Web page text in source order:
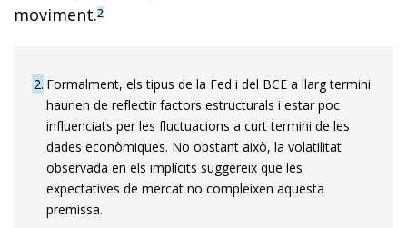
moviment.2
2 Formalment, els tipus de la Fed i del BCE a llarg termini
haurien de reflectir factors estructurals i estar poc
influenciats per les fluctuacions a curt termini de les
dades econòmiques. No obstant això, la volatilitat
observada en els implícits suggereix que les
expectatives de mercat no compleixen aquesta
premissa.